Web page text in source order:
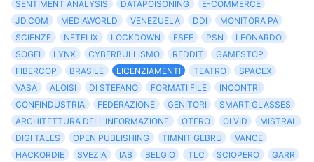
SENTIMENT ANALYSIS
DATAPOISONING
E-COMMERCE
JD.COM
MEDIAWORLD VENEZUELA DDI
MONITORA PA
SCIENZE
NETFLIX LOCKDOWN FSFE PSN
LEONARDO
SOGEI
LYNX CYBERBULLISMO REDDIT
GAMESTOP
FIBERCOP
BRASILE LICENZIAMENTI TEATRO
SPACEX
VASA
ALOISI DI STEFANO FORMATI FILE
INCONTRI
CONFINDUSTRIA
FEDERAZIONE GENITORI
SMART GLASSES
ARCHITETTURA DELL'INFORMAZIONE
OTERO OLVID
MISTRAL
DIGI TALES
OPEN PUBLISHING TIMNIT GEBRU
VANCE
HACKORDIE
SVEZIA IAB BELGIO TLC SCIOPERO GARR